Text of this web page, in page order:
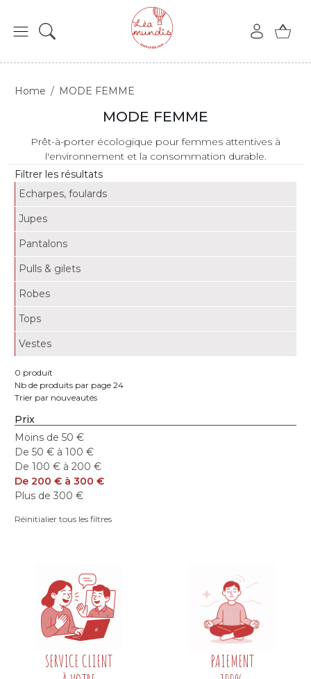
Home MODE FEMME
MODE FEMME
Prêt-à-porter écologique pour femmes attentives à
l'environnement et la consommation durable.
Filtrer les résultats
Echarpes, foulards
Jupes
Pantalons
Pulls & gilets
Robes
Tops
Vestes
0 produit
Nb de produits par page 24
Trier par nouveautés
Prix
Moins de 50 €
De 50 € à 100 €
De 100 € à 200 €
De 200 € à 300 €
Plus de 300 €
Réinitialier tous les filtres
SERVICE CLIENT
PAIEMENT